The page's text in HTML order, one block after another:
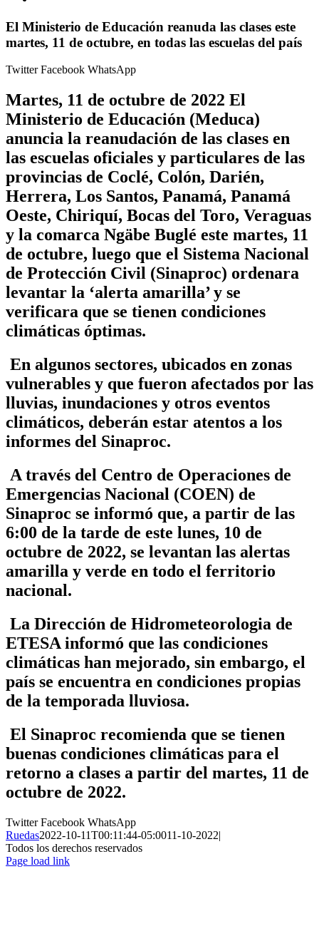
El Ministerio de Educación reanuda las clases este
martes, 11 de octubre, en todas las escuelas del país
TwitterFacebook WhatsApp
Martes, 11 de octubre de 2022 El
Ministerio de Educación (Meduca)
anuncia la reanudación de las clases en
las escuelas oficiales y particulares de las
provincias de Coclé, Colón, Darién,
Herrera, Los Santos, Panamá, Panamá
Oeste, Chiriquí, Bocas del Toro, Veraguas
y la comarca Ngäbe Buglé este martes, 11
de octubre, luego que el Sistema Nacional
de Protección Civil (Sinaproc) ordenara
levantar la ‘alerta amarilla’ y se
verificara que se tienen condiciones
climáticas óptimas.
En algunos sectores, ubicados en zonas
vulnerables y que fueron afectados por las
lluvias, inundaciones y otros eventos
climáticos, deberán estar atentos a los
informes del Sinaproc.
A través del Centro de Operaciones de
Emergencias Nacional (COEN) de
Sinaproc se informó que, a partir de las
6:00 de la tarde de este lunes, 10 de
octubre de 2022, se levantan las alertas
amarilla y verde en todo el ferritorio
nacional.
La Dirección de Hidrometeorologia de
ETESA informó que las condiciones
climáticas han mejorado, sin embargo, el
país se encuentra en condiciones propias
de la temporada lluviosa.
El Sinaproc recomienda que se tienen
buenas condiciones climáticas para el
retorno a clases a partir del martes, 11 de
octubre de 2022.
TwitterFacebook WhatsApp
Ruedas2022-10-11T00:11:44-05:0011-10-2022|
Todos los derechos reservados
Page load link